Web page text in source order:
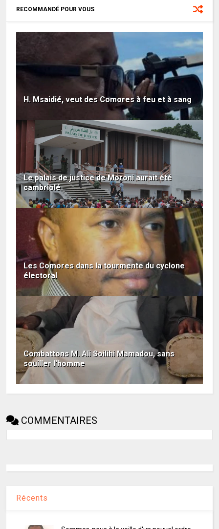
RECOMMANDÉ POUR VOUS
H. Msaidié, veut des Comores à feu et à sang
Le palais de justice de Moroni aurait été
cambriolé
Les Comores dans la tourmente du cyclone
électoral
Combattons M. Ali Soilihi Mamadou, sans
souiller l'homme
COMMENTAIRES
Récents